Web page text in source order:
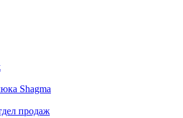
Shagma
продаж